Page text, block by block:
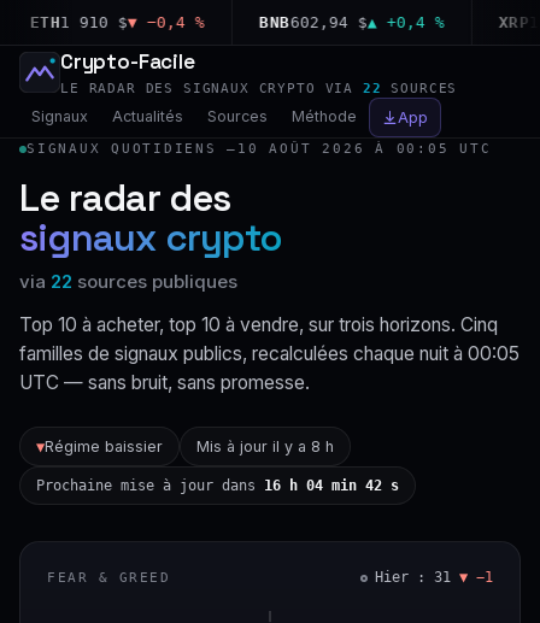
ETH1 910 $▼ −0,4 % BNB602,94 $▲ +0,4 % XRP
Crypto-Facile
LE RADAR DES SIGNAUX CRYPTO VIA 22 SOURCES
Signaux Actualités Sources Méthode App
SIGNAUX QUOTIDIENS — 10 AOÛT 2026 À 00:05 UTC
Le radar des
signaux crypto
via 22 sources publiques
Top 10 à acheter, top 10 à vendre, sur trois horizons. Cinq
familles de signaux publics, recalculées chaque nuit à 00:05
UTC — sans bruit, sans promesse.
▼Régime baissier Mis à jour il y a 8 h
Prochaine mise à jour dans 16 h 04 min 41 s
FEAR & GREED Hier : 31 ▼ −1